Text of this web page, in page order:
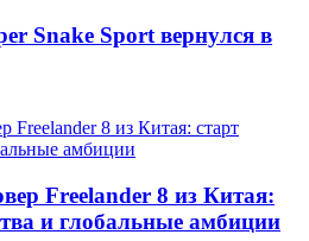
Snake Sport вернулся в
Freelander 8 из Китая:
и глобальные амбиции